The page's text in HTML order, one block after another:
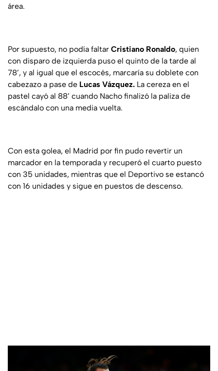
área.
Por supuesto, no podía faltar Cristiano Ronaldo, quien
con disparo de izquierda puso el quinto de la tarde al
78’, y al igual que el escocés, marcaría su doblete con
cabezazo a pase de Lucas Vázquez. La cereza en el
pastel cayó al 88’ cuando Nacho finalizó la paliza de
escándalo con una media vuelta.
Con esta golea, el Madrid por fin pudo revertir un
marcador en la temporada y recuperó el cuarto puesto
con 35 unidades, mientras que el Deportivo se estancó
con 16 unidades y sigue en puestos de descenso.